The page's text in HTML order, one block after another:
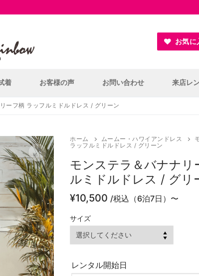
お気に
着 お客様の声 お問い合わせ 来店レ
ーフ柄 ラッフルミドルドレス / グリーン
ホーム ムームー・ハワイアンドレス
ラッフルミドルドレス / グリーン
モンステラ＆バナナリ
ルミドルドレス / グリ
¥10,500 /税込（6泊7日）〜
サイズ
レンタル開始日